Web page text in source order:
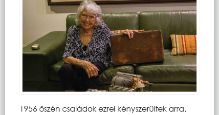
1956 őszén családok ezrei kényszerültek arra,